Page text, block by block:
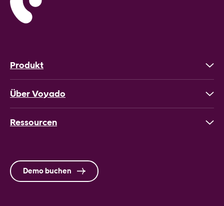
Produkt
Über Voyado
Ressourcen
Demo buchen